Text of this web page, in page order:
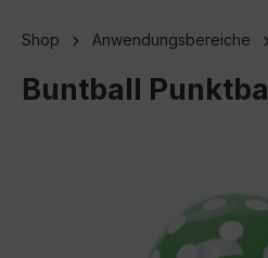
Shop Anwendungsbereiche
Buntball